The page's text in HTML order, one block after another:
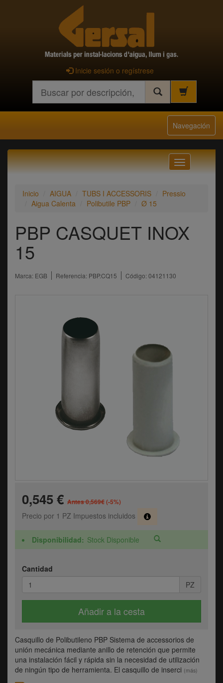
Inicie sesión o regístrese
Navegación
Navegación
Inicio AIGUA TUBS I ACCESSORIS
Pressio
Aigua Calenta
Polibutile PBP Ø 15
PBP CASQUET INOX
15
Marca: EGB Referencia: PBP.CQ15 Código: 04121130
0,545 € Antes 0,569€(-5%)
Precio por 1 PZ Impuestos incluidos
Disponibilidad Stock Disponible
Cantidad
PZ
Añadir a la cesta
Casquillo de Polibutileno PBP Sistema de accessorios de
unión mecánica mediante anillo de retención que permite
una instalación fácil y rápida sin la necesidad de utilización
de ningún tipo de herramienta. El casquillo de inserci (más)